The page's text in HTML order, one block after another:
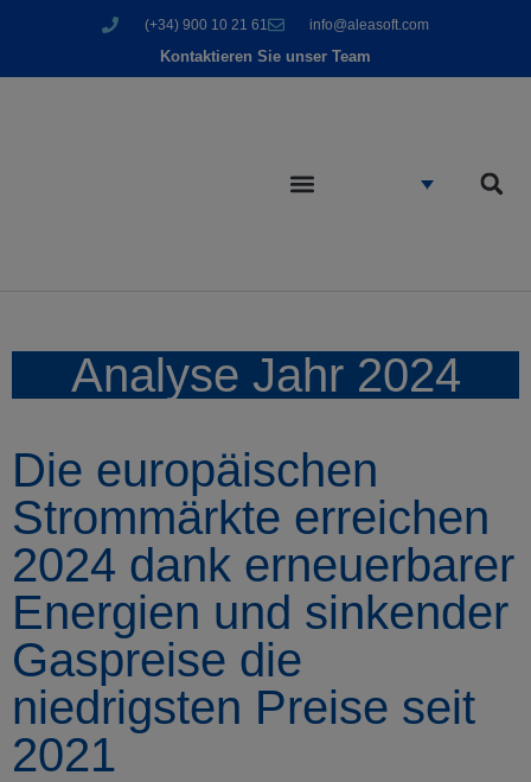
(+34) 900 10 21 61 info@aleasoft.com
Kontaktieren Sie unser Team
Analyse Jahr 2024
Die europäischen
Strommärkte erreichen
2024 dank erneuerbarer
Energien und sinkender
Gaspreise die
niedrigsten Preise seit
2021